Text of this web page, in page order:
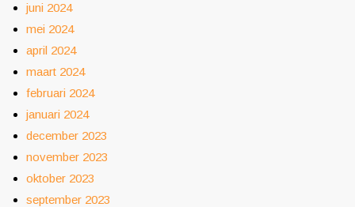
juni 2024
mei 2024
april 2024
maart 2024
februari 2024
januari 2024
december 2023
november 2023
oktober 2023
september 2023